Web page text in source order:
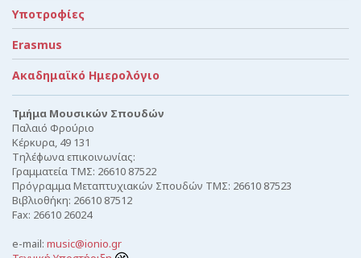
Υποτροφίες
Erasmus
Ακαδημαϊκό Ημερολόγιο
Τμήμα Μουσικών Σπουδών
Παλαιό Φρούριο
Κέρκυρα, 49 131
Τηλέφωνα επικοινωνίας:
Γραμματεία ΤΜΣ: 26610 87522
Πρόγραμμα Μεταπτυχιακών Σπουδών ΤΜΣ: 26610 87523
Βιβλιοθήκη: 26610 87512
Fax: 26610 26024
e-mail: music@ionio.gr